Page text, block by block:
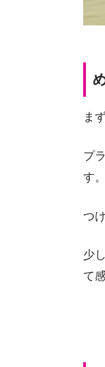
ま
プ
す。
つ
少
て